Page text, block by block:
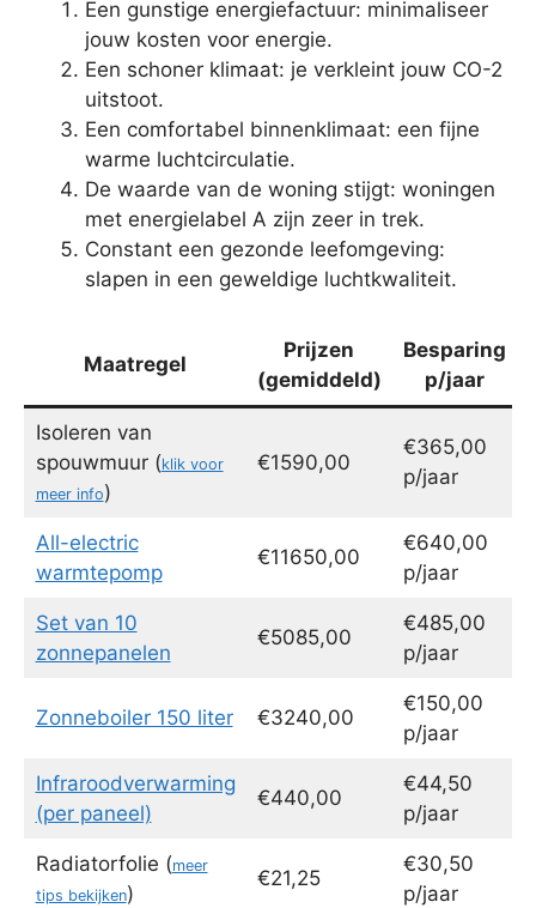
Een gunstige energiefactuur: minimaliseer
jouw kosten voor energie.
Een schoner klimaat: je verkleint jouw CO-2
uitstoot.
Een comfortabel binnenklimaat: een fijne
warme luchtcirculatie.
De waarde van de woning stijgt: woningen
met energielabel A zijn zeer in trek.
Constant een gezonde leefomgeving:
slapen in een geweldige luchtkwaliteit.
Maatregel
Prijzen
(gemiddeld)
Besparing
p/jaar
Isoleren van
spouwmuur (klik voor
meer info)
€1590,00
€365,00
p/jaar
All-electric
warmtepomp
€11650,00
€640,00
p/jaar
Set van 10
zonnepanelen
€5085,00
€485,00
p/jaar
Zonneboiler 150 liter €3240,00
€150,00
p/jaar
Infraroodverwarming
(per paneel)
€440,00
€44,50
p/jaar
Radiatorfolie (meer
tips bekijken)
€21,25
€30,50
p/jaar